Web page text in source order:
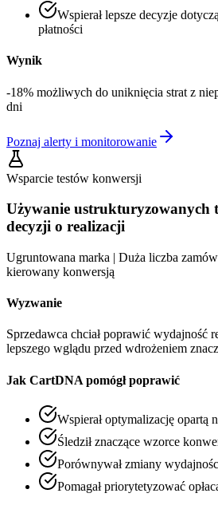
Wspierał lepsze decyzje
płatności
Wynik
-18% możliwych do uniknięcia strat z
dni
Poznaj alerty i monitorowanie
Wsparcie testów konwersji
Używanie ustrukturyzowanych
decyzji o realizacji
Ugruntowana marka | Duża liczba
kierowany konwersją
Wyzwanie
Sprzedawca chciał poprawić wydajność
lepszego wglądu przed wdrożeniem
Jak CartDNA pomógł poprawić
Wspierał optymalizację opartą
Śledził znaczące wzorce
Porównywał zmiany
Pomagał priorytetyzować